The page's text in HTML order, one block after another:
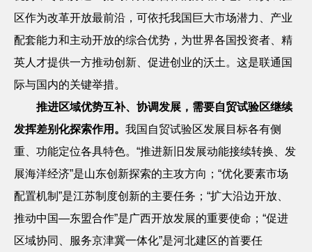
区作为改革开放最前沿，可依托我国巨大市场潜力、产业
配套能力和主动开放的综合优势，为世界各国投资者、精
英人才提供一方推动创新、促进创业的沃土。这是联通国
际与国内的关键举措。
推进区域优势互补、协调发展，需要自贸试验区继续
发挥差别化探索作用。 我国自贸试验区发展目标各有侧
重、功能定位各具特色。 “推进新旧发展动能接续转换、发
展海洋经济”是山东创新探索的主攻方向；“优化要素市场
配置机制”是江苏制度创新的主要任务；“扩大沿边开放、
推动中国—东盟合作”是广西开放发展的重要使命；“促进
区域协同、服务京津冀一体化”是河北建区的首要任